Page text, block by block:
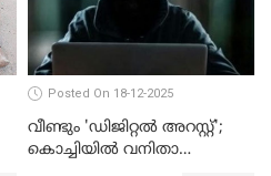
Posted On 18-12-2025
വീണ്ടും 'ഡിജിറ്റല്‍ അറസ്റ്റ്';
കൊച്ചിയില്‍ വനിതാ